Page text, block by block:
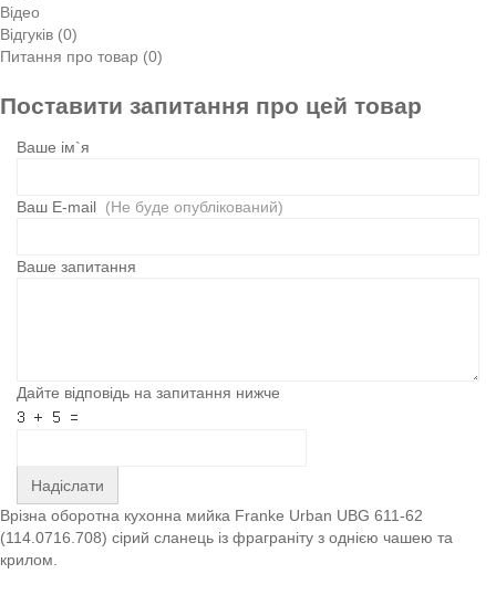
Відео
Відгуків (0)
Питання про товар (0)
Поставити запитання про цей товар
Ваше ім`я
Ваш E-mail (Не буде опублікований)
Ваше запитання
Дайте відповідь на запитання нижче
Надіслати
Врізна оборотна кухонна мийка Franke Urban UBG 611-62
(114.0716.708) сірий сланець із фраграніту з однією чашею та
крилом.